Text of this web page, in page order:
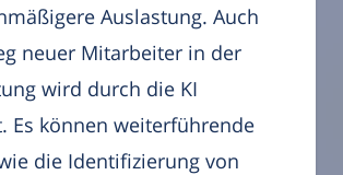
Auslastung. Auch
neuer Mitarbeiter in der
wird durch die KI
Es können weiterführende
die Identifizierung von